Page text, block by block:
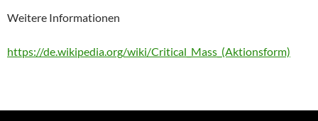
Weitere Informationen
https://de.wikipedia.org/wiki/Critical_Mass_(Aktionsform)